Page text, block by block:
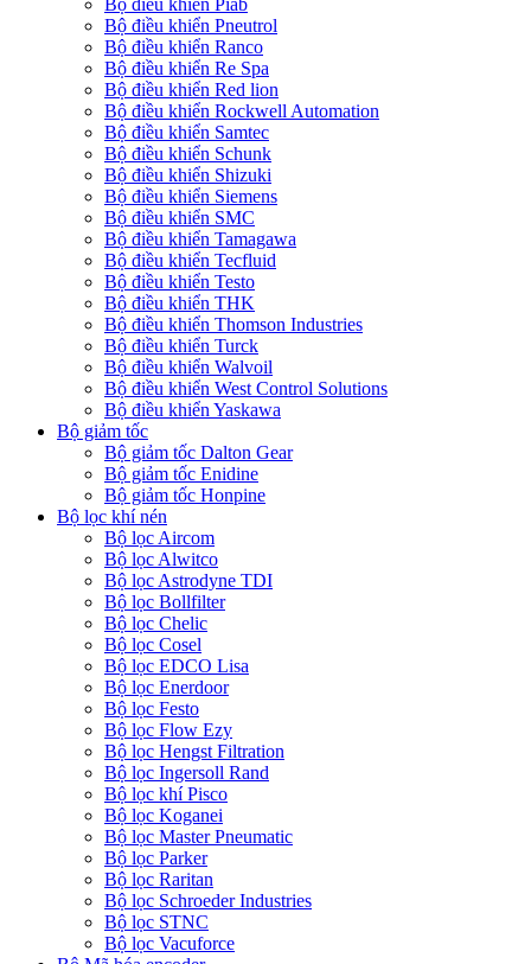
Bộ điều khiển Piab
Bộ điều khiển Pneutrol
Bộ điều khiển Ranco
Bộ điều khiển Re Spa
Bộ điều khiển Red lion
Bộ điều khiển Rockwell Automation
Bộ điều khiển Samtec
Bộ điều khiển Schunk
Bộ điều khiển Shizuki
Bộ điều khiển Siemens
Bộ điều khiển SMC
Bộ điều khiển Tamagawa
Bộ điều khiển Tecfluid
Bộ điều khiển Testo
Bộ điều khiển THK
Bộ điều khiển Thomson Industries
Bộ điều khiển Turck
Bộ điều khiển Walvoil
Bộ điều khiển West Control Solutions
Bộ điều khiển Yaskawa
Bộ giảm tốc
Bộ giảm tốc Dalton Gear
Bộ giảm tốc Enidine
Bộ giảm tốc Honpine
Bộ lọc khí nén
Bộ lọc Aircom
Bộ lọc Alwitco
Bộ lọc Astrodyne TDI
Bộ lọc Bollfilter
Bộ lọc Chelic
Bộ lọc Cosel
Bộ lọc EDCO Lisa
Bộ lọc Enerdoor
Bộ lọc Festo
Bộ lọc Flow Ezy
Bộ lọc Hengst Filtration
Bộ lọc Ingersoll Rand
Bộ lọc khí Pisco
Bộ lọc Koganei
Bộ lọc Master Pneumatic
Bộ lọc Parker
Bộ lọc Raritan
Bộ lọc Schroeder Industries
Bộ lọc STNC
Bộ lọc Vacuforce